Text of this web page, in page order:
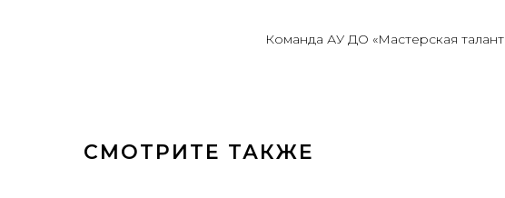
Команда АУ ДО «Мастерская
СМОТРИТЕ ТАКЖЕ